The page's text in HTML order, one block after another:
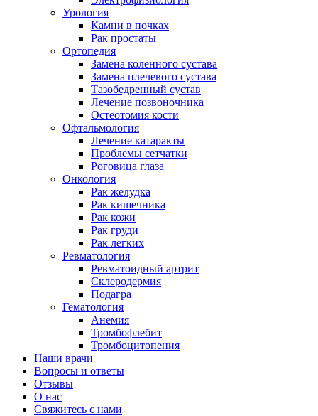
Урология
Камни в почках
Рак простаты
Ортопедия
Замена коленного сустава
Замена плечевого сустава
Тазобедренный сустав
Лечение позвоночника
Остеотомия кости
Офтальмология
Лечение катаракты
Проблемы сетчатки
Роговица глаза
Онкология
Рак желудка
Рак кишечника
Рак кожи
Рак груди
Рак легких
Ревматология
Ревматоидный артрит
Склеродермия
Подагра
Гематология
Анемия
Тромбофлебит
Тромбоцитопения
Наши врачи
Вопросы и ответы
Отзывы
О нас
Свяжитесь с нами